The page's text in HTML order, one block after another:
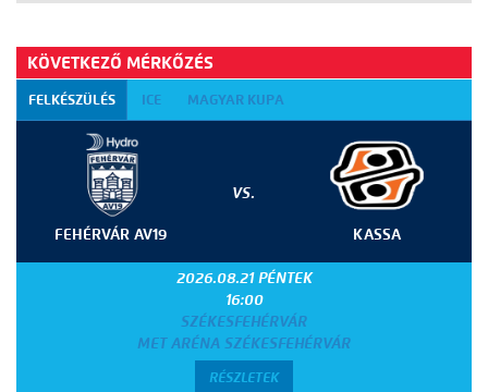
KÖVETKEZŐ MÉRKŐZÉS
FELKÉSZÜLÉS ICE MAGYAR KUPA
FEHÉRVÁR AV19
VS.
KASSA
2026.08.21 PÉNTEK
16:00
SZÉKESFEHÉRVÁR
MET ARÉNA SZÉKESFEHÉRVÁR
RÉSZLETEK